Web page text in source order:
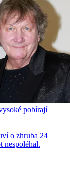
pobírají
o zhruba 24
nespoléhal.